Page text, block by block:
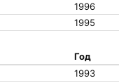
1996
1995
Год
1993